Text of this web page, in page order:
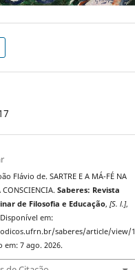
Flávio de. SARTRE E A MÁ-FÉ NA
CONSCIENCIA.Saberes: Revista
de Filosofia e Educação,[S. l.],
em:
saberes/article/view/1
em: 7 ago. 2026.